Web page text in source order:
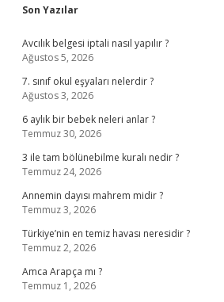
Sidebar
Son Yazılar
Avcılık belgesi iptali nasıl yapılır ?
Ağustos 5, 2026
7. sınıf okul eşyaları nelerdir ?
Ağustos 3, 2026
6 aylık bir bebek neleri anlar ?
Temmuz 30, 2026
3 ile tam bölünebilme kuralı nedir ?
Temmuz 24, 2026
Annemin dayısı mahrem midir ?
Temmuz 3, 2026
Türkiye’nin en temiz havası neresidir ?
Temmuz 2, 2026
Amca Arapça mı ?
Temmuz 1, 2026